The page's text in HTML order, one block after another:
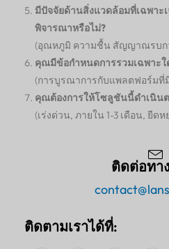
มีปัจจัยด้านสิ่งแวดล้อมที่เฉพาะเ
พิจารณาหรือไม่?
(อุณหภูมิ ความชื้น สัญญาณรบ
คุณมีข้อกำหนดการรวมเฉพาะใ
(การบูรณาการกับแพลตฟอร์มที่
คุณต้องการให้โซลูชันนี้ดำเนิน
(เร่งด่วน, ภายใน 1-3 เดือน, ยืด
ติดต่อทา
ติดตามเราได้ที่: